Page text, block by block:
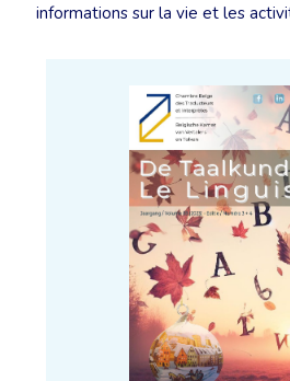
informations sur la vie et les